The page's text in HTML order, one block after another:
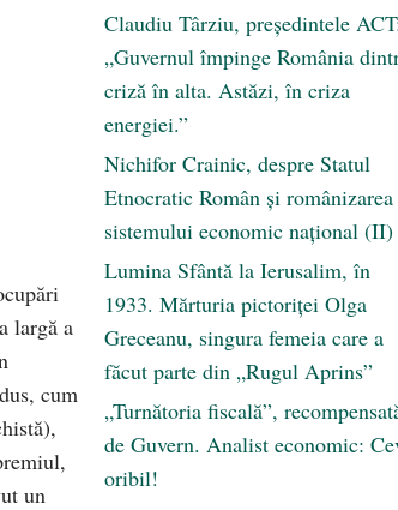
largă a
cum
un
Claudiu Târziu, președintele
„Guvernul împinge România
criză în alta. Astăzi, în criza
energiei.”
Nichifor Crainic, despre Statul
Etnocratic Român şi românizarea
sistemului economic naţional (II)
Lumina Sfântă la Ierusalim, în
1933. Mărturia pictoriței Olga
Greceanu, singura femeia care a
făcut parte din „Rugul Aprins”
„Turnătoria fiscală”,
de Guvern. Analist economic:
oribil!